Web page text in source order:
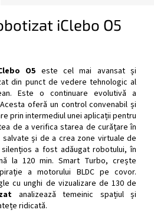
iClebo O5
O5 este cel mai avansat și
din punct de vedere tehnologic al
Este o continuare evolutivă a
oferă un control convenabil și
prin intermediul unei aplicații pentru
de a verifica starea de curățare în
și de a crea zone virtuale de
a fost adăugat robotului, în
la 120 min. Smart Turbo, crește
a motorului BLDC pe covor.
cu unghi de vizualizare de 130 de
analizează temeinic spațiul și
ridicată.